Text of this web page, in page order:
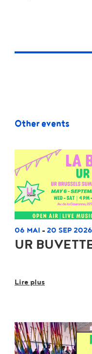
Other events
06 MAI - 20 SEP 2026
UR
Lire plus